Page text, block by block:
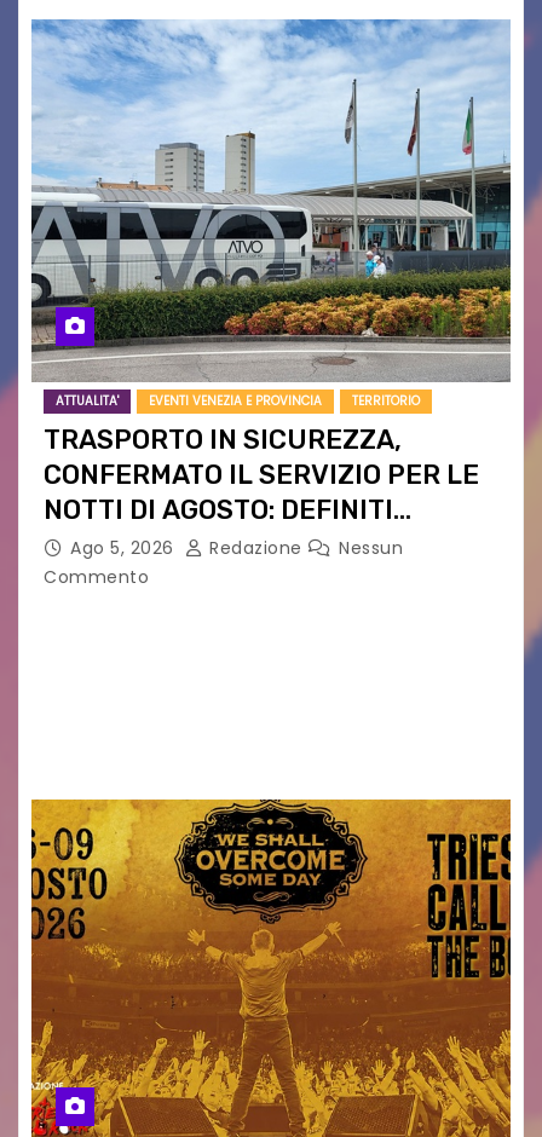
ATTUALITA' EVENTI VENEZIA E PROVINCIA TERRITORIO
TRASPORTO IN SICUREZZA,
CONFERMATO IL SERVIZIO PER LE
NOTTI DI AGOSTO: DEFINITI
PERCORSI, FERMATE E ORARIO
Ago 5, 2026 Redazione
Nessun
Commento